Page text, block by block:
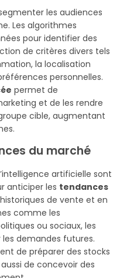
les audiences
Les algorithmes
pour identifier des
de critères divers tels
la localisation
personnelles.
permet de
et de les rendre
cible, augmentant
du marché
artificielle sont
anticiper les tendances
de vente et en
comme les
ou sociaux, les
demandes futures.
de préparer des stocks
de concevoir des